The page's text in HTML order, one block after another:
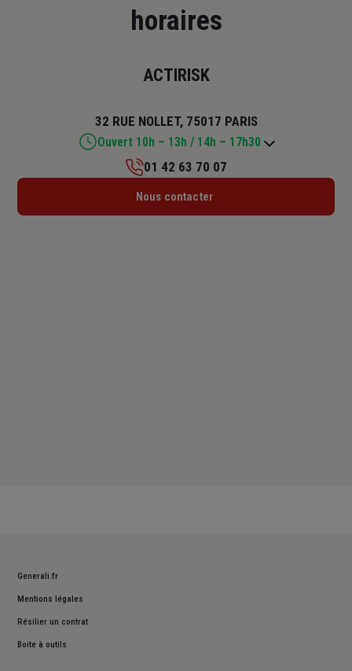
horaires
ACTIRISK
32 RUE NOLLET, 75017 PARIS
Ouvert 10h – 13h / 14h – 17h30
Lundi : Fermé
01 42 63 70 07
Nous contacter
Generali.fr
Mentions légales
Résilier un contrat
Boite à outils